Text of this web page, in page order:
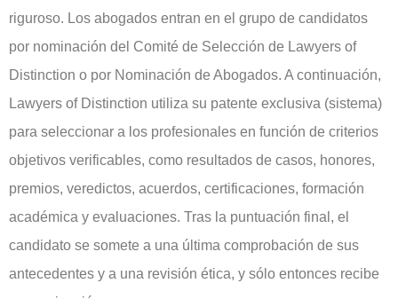
riguroso. Los abogados entran en el grupo de candidatos
por nominación del Comité de Selección de Lawyers of
Distinction o por Nominación de Abogados. A continuación,
Lawyers of Distinction utiliza su patente exclusiva (sistema)
para seleccionar a los profesionales en función de criterios
objetivos verificables, como resultados de casos, honores,
premios, veredictos, acuerdos, certificaciones, formación
académica y evaluaciones. Tras la puntuación final, el
candidato se somete a una última comprobación de sus
antecedentes y a una revisión ética, y sólo entonces recibe